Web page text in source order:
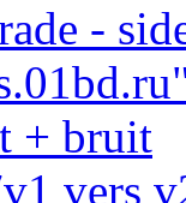
-
+ bruit
vers